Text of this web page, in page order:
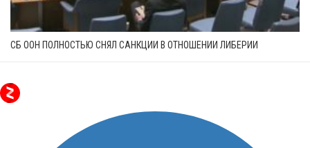
СБ ООН ПОЛНОСТЬЮ СНЯЛ САНКЦИИ В ОТНОШЕНИИ ЛИБЕРИИ